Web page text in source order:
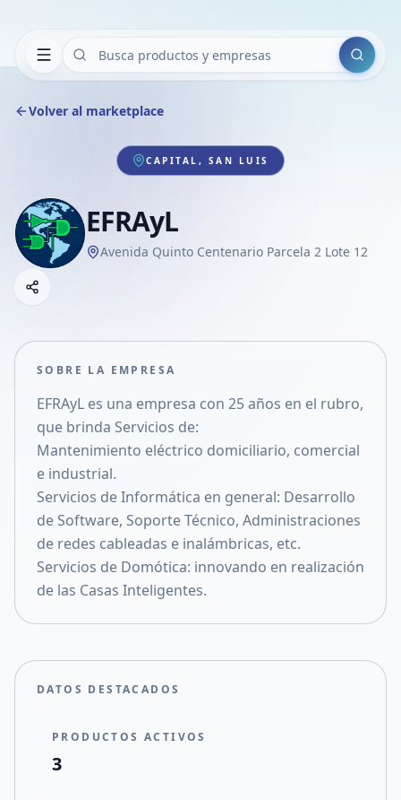
Buscar
Volver al marketplace
CAPITAL, SAN LUIS
EFRAyL
Avenida Quinto Centenario Parcela 2 Lote 12
Compartir empresa
Compartir en X
SOBRE LA EMPRESA
EFRAyL es una empresa con 25 años en el rubro,
que brinda Servicios de:
Mantenimiento eléctrico domiciliario, comercial
e industrial.
Servicios de Informática en general: Desarrollo
de Software, Soporte Técnico, Administraciones
de redes cableadas e inalámbricas, etc.
Servicios de Domótica: innovando en realización
de las Casas Inteligentes.
DATOS DESTACADOS
PRODUCTOS ACTIVOS
3